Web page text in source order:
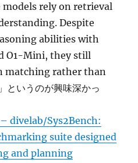
models rely on retrieval
Despite
abilities with
O1-Mini, they still
matching rather than
いうのが興味深かっ
divelab/Sys2Bench:
suite designed
and planning